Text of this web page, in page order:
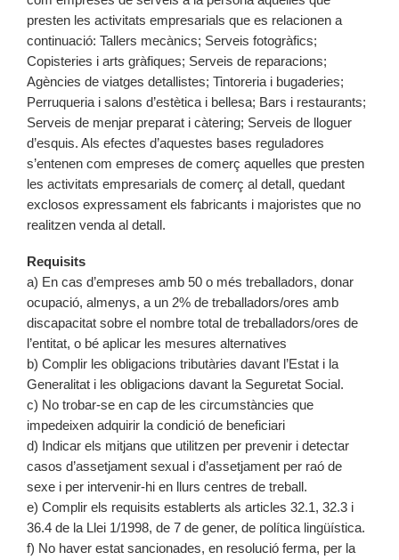
presten les activitats empresarials que es relacionen a
continuació: Tallers mecànics; Serveis fotogràfics;
Copisteries i arts gràfiques; Serveis de reparacions;
Agències de viatges detallistes; Tintoreria i bugaderies;
Perruqueria i salons d’estètica i bellesa; Bars i restaurants;
Serveis de menjar preparat i càtering; Serveis de lloguer
d’esquis. Als efectes d’aquestes bases reguladores
s’entenen com empreses de comerç aquelles que presten
les activitats empresarials de comerç al detall, quedant
exclosos expressament els fabricants i majoristes que no
realitzen venda al detall.
Requisits
a) En cas d’empreses amb 50 o més treballadors, donar
ocupació, almenys, a un 2% de treballadors/ores amb
discapacitat sobre el nombre total de treballadors/ores de
l’entitat, o bé aplicar les mesures alternatives
b) Complir les obligacions tributàries davant l’Estat i la
Generalitat i les obligacions davant la Seguretat Social.
c) No trobar-se en cap de les circumstàncies que
impedeixen adquirir la condició de beneficiari
d) Indicar els mitjans que utilitzen per prevenir i detectar
casos d’assetjament sexual i d’assetjament per raó de
sexe i per intervenir-hi en llurs centres de treball.
e) Complir els requisits establerts als articles 32.1, 32.3 i
36.4 de la Llei 1/1998, de 7 de gener, de política lingüística.
f) No haver estat sancionades, en resolució ferma, per la